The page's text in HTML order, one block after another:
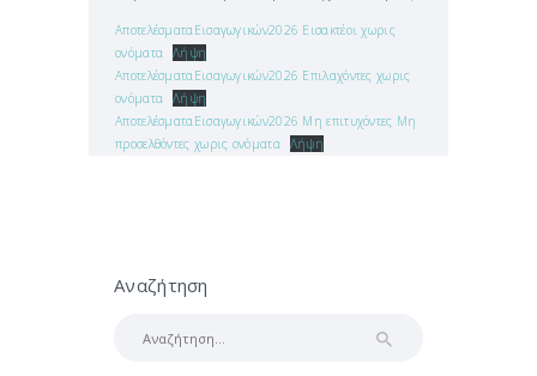
ΑποτελέσματαΕισαγωγικών2026 Εισακτέοι χωρις
ονόματα Λήψη
ΑποτελέσματαΕισαγωγικών2026 Επιλαχόντες χωρις
ονόματα Λήψη
ΑποτελέσματαΕισαγωγικών2026 Μη επιτυχόντες Μη
προσελθόντες χωρις ονόματα Λήψη
Αναζήτηση